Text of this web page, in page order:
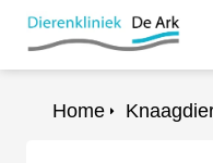
Home